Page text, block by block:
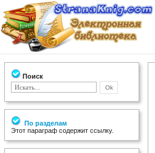
Поиск
По разделам
Этот параграф содержит ссылку.